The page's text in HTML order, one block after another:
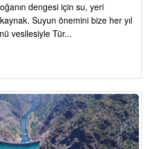
dengesi için su, yeri
Suyun önemini bize her yıl
vesilesiyle Tür...